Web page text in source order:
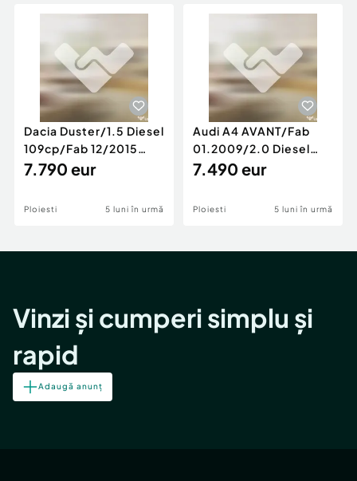
Animale de companie
Afaceri și echipamente profesionale
Inchiriere Bunuri si Vehicule
Utilaje agricole si industriale
Piese auto si accesorii
Dacia Duster
Dacia Duster/1.5 Diesel
109cp/Fab 12/2015
/Euro 5/GARANTIE 12
7.790 eur
Ploiesti 5 luni în urmă
Audi A4 AVANT/Fab
01.2009/2.0 Diesel
140cp/Posibilitate
7.490 eur
Ploiesti 5 luni în urmă
Vinzi și cumperi simplu și
rapid
Adaugă anunț